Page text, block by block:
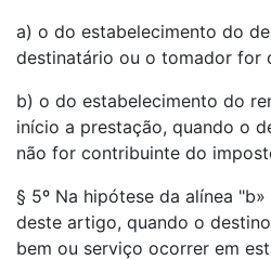
a) o do estabelecimento do
destinatário ou o tomador for
b) o do estabelecimento do
início a prestação, quando o
não for contribuinte do
§ 5º Na hipótese da alínea
deste artigo, quando o
bem ou serviço ocorrer em